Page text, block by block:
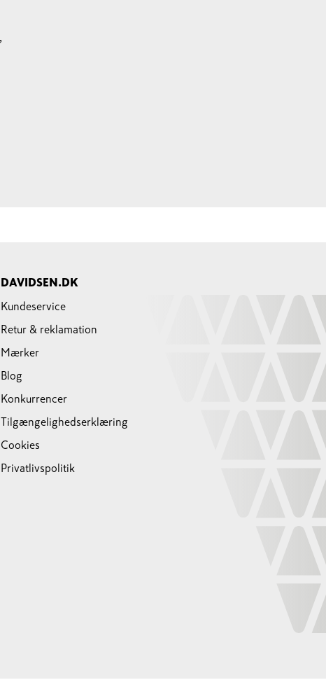
DAVIDSEN.DK
Kundeservice
Retur & reklamation
Mærker
Blog
Konkurrencer
Tilgængelighedserklæring
Cookies
Privatlivspolitik